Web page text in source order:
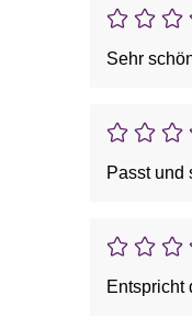
Sehr
Passt und
Entspricht